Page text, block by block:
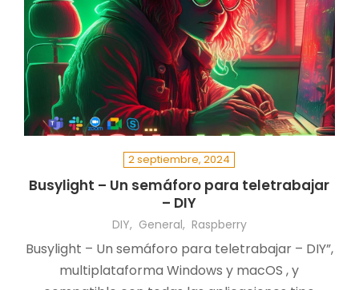
automática, compatible con cualquier
proveedor. Con solo una cuenta gratuita de
GitHub Copilot, podrás obtener diagramas
precisos y profesionales en minutos. Descubre
cómo transformar tu forma de trabajar y liberar
tiempo para tareas de mayor valor. ¡No te
pierdas esta oportunidad de optimizar tu
documentación y gestión de infraestructura!
2 septiembre, 2024
Busylight – Un semáforo para teletrabajar
– DIY
DIY General Raspberry
Busylight – Un semáforo para teletrabajar – DIY”,
multiplataforma Windows y macOS , y